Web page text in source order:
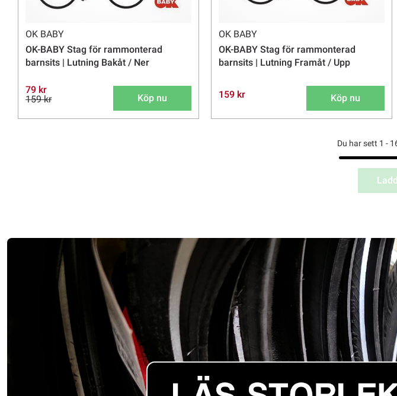
OK BABY
OK-BABY Stag för rammonterad
barnsits | Lutning Bakåt / Ner
79 kr
159 kr
Köp nu
OK BABY
OK-BABY Stag för rammonterad
barnsits | Lutning Framåt / Upp
159 kr Köp nu
Du har sett 1 -